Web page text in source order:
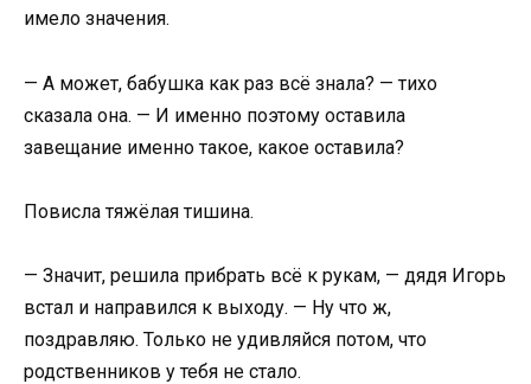
имело значения.
— А может, бабушка как раз всё знала? — тихо
сказала она. — И именно поэтому оставила
завещание именно такое, какое оставила?
Повисла тяжёлая тишина.
— Значит, решила прибрать всё к рукам, — дядя Игорь
встал и направился к выходу. — Ну что ж,
поздравляю. Только не удивляйся потом, что
родственников у тебя не стало.